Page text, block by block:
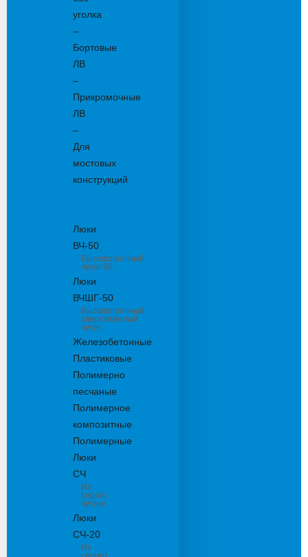
уголка
–
Бортовые
ЛВ
–
Прикромочные
ЛВ
–
Для
мостовых
конструкций
Люки
ВЧ-50
Высокопрочный
чугун 50
Люки
ВЧШГ-50
Высокопрочный
сверхтяжелый
чугун
Железобетонные
Пластиковые
Полимерно
песчаные
Полимерное
композитные
Полимерные
Люки
СЧ
Из
серого
чугуна
Люки
СЧ-20
Из